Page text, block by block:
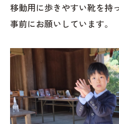
移動用に歩きやすい靴を持
事前にお願いしています。